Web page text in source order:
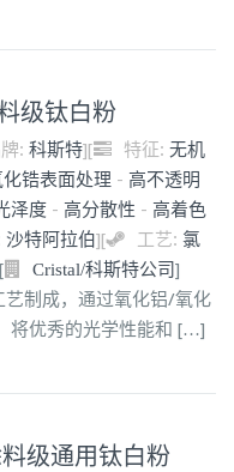
级钛白粉
: 科斯特][ 特征: 无机
锆表面处理 - 高不透明
泽度 - 高分散性 - 高着色
沙特阿拉伯][ 工艺: 氯
[ Cristal/科斯特公司 ]
制成，通过氧化铝/氧化
将优秀的光学性能和 […]
级通用钛白粉